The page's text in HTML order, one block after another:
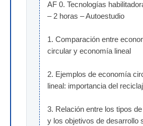
AF 0. Tecnologías
– 2 horas – Autoestudio
1. Comparación entre
circular y economía lineal
2. Ejemplos de economía
lineal: importancia del
3. Relación entre los tipos
y los objetivos de desarrollo